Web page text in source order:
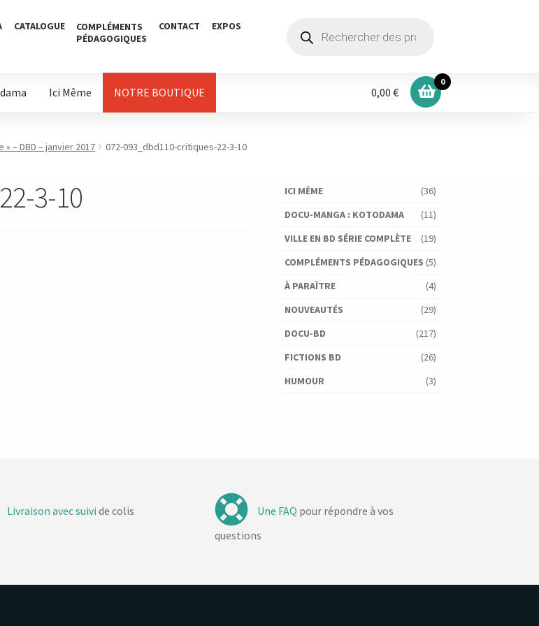
CATALOGUE
COMPLÉMENTS
PÉDAGOGIQUES
CONTACT EXPOS
produits
Ici Même NOTRE BOUTIQUE 0,00 €
0
» – DBD – janvier 2017 072-093_dbd110-critiques-22-3-10
3-10 ICI MÊME
(36)
DOCU-MANGA : KOTODAMA
(11)
VILLE EN BD SÉRIE COMPLÈTE
(19)
COMPLÉMENTS PÉDAGOGIQUES (5)
À PARAÎTRE
(4)
NOUVEAUTÉS
(29)
DOCU-BD
(217)
FICTIONS BD
(26)
HUMOUR
(3)
Livraison avec suivi de colis Une FAQ pour répondre à vos
questions